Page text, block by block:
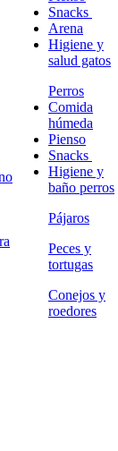
Snacks
Arena
Higiene y
salud gatos
Perros
Comida
húmeda
Pienso
Snacks
Higiene y
baño perros
Pájaros
Peces y
tortugas
Conejos y
roedores